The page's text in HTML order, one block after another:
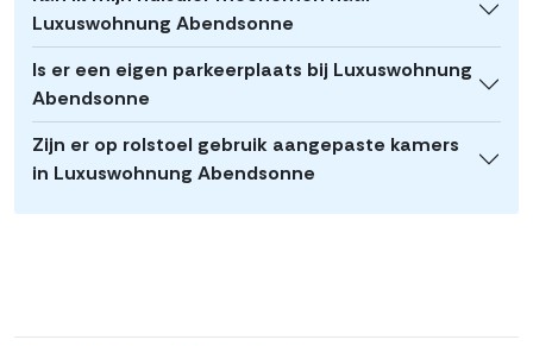
Luxuswohnung Abendsonne
Is er een eigen parkeerplaats bij Luxuswohnung
Abendsonne
Zijn er op rolstoel gebruik aangepaste kamers
in Luxuswohnung Abendsonne